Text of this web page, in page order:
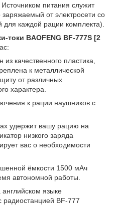
питания служит
от электросети со
каждой рации комплекта).
токи BAOFENG BF-777S [2
качественного пластика,
к металлической
от различных
характера.
к рации наушников с
удержит вашу рацию на
низкого заряда
вас о необходимости
ёмкости 1500 мАч
автономной работы.
английском языке
радиостанцией BF-777